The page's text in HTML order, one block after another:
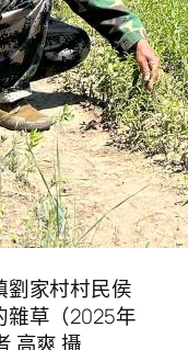
家村村民侯
草（2025年
高爽 攝